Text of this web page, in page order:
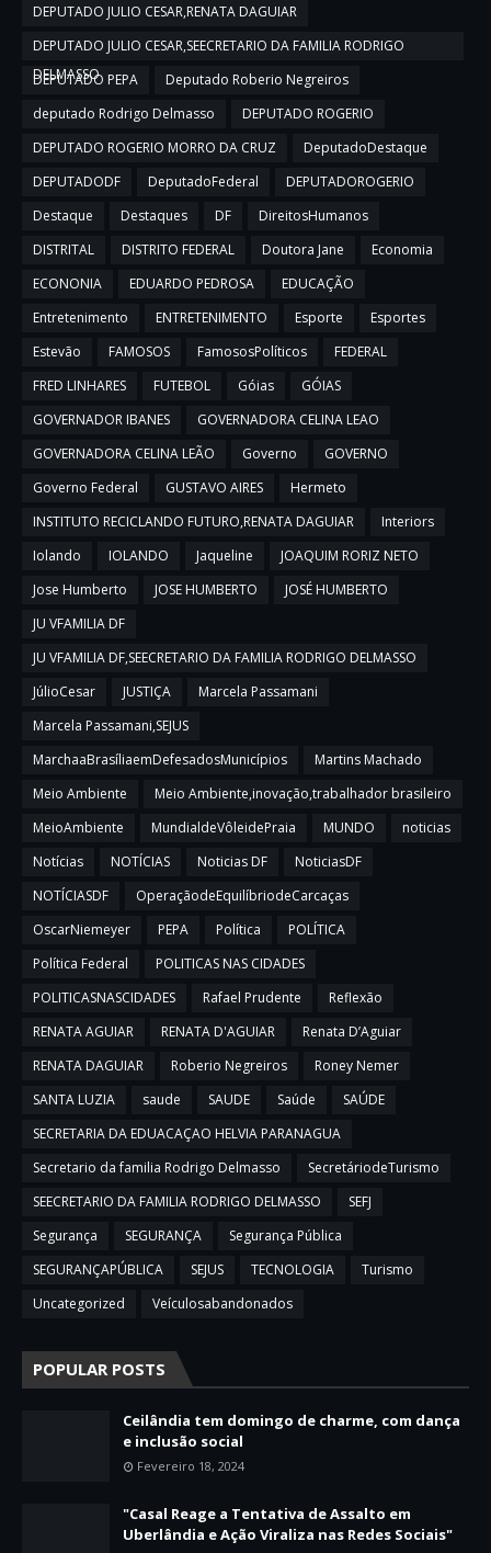
DEPUTADO JULIO CESAR,RENATA DAGUIAR
DEPUTADO JULIO CESAR,SEECRETARIO DA FAMILIA RODRIGO
DELMASSO
DEPUTADO PEPA
Deputado Roberio Negreiros
deputado Rodrigo Delmasso
DEPUTADO ROGERIO
DEPUTADO ROGERIO MORRO DA CRUZ
DeputadoDestaque
DEPUTADODF
DeputadoFederal
DEPUTADOROGERIO
Destaque
Destaques DF
DireitosHumanos
DISTRITAL
DISTRITO FEDERAL Doutora Jane
Economia
ECONONIA
EDUARDO PEDROSA
EDUCAÇÃO
Entretenimento
ENTRETENIMENTO Esporte
Esportes
Estevão
FAMOSOS FamososPolíticos
FEDERAL
FRED LINHARES
FUTEBOL Góias
GÓIAS
GOVERNADOR IBANES
GOVERNADORA CELINA LEAO
GOVERNADORA CELINA LEÃO
Governo
GOVERNO
Governo Federal
GUSTAVO AIRES
Hermeto
INSTITUTO RECICLANDO FUTURO,RENATA DAGUIAR
Interiors
Iolando
IOLANDO Jaqueline
JOAQUIM RORIZ NETO
Jose Humberto
JOSE HUMBERTO
JOSÉ HUMBERTO
JU VFAMILIA DF
JU VFAMILIA DF,SEECRETARIO DA FAMILIA RODRIGO DELMASSO
JúlioCesar
JUSTIÇA
Marcela Passamani
Marcela Passamani,SEJUS
MarchaaBrasíliaemDefesadosMunicípios
Martins Machado
Meio Ambiente
Meio Ambiente,inovação,trabalhador brasileiro
MeioAmbiente
MundialdeVôleidePraia MUNDO
noticias
Notícias
NOTÍCIAS Noticias DF
NoticiasDF
NOTÍCIASDF
OperaçãodeEquilíbriodeCarcaças
OscarNiemeyer
PEPA Política
POLÍTICA
Política Federal
POLITICAS NAS CIDADES
POLITICASNASCIDADES
Rafael Prudente
Reflexão
RENATA AGUIAR
RENATA D'AGUIAR
Renata D’Aguiar
RENATA DAGUIAR
Roberio Negreiros
Roney Nemer
SANTA LUZIA
saude SAUDE Saúde
SAÚDE
SECRETARIA DA EDUACAÇAO HELVIA PARANAGUA
Secretario da familia Rodrigo Delmasso
SecretáriodeTurismo
SEECRETARIO DA FAMILIA RODRIGO DELMASSO
SEFJ
Segurança
SEGURANÇA
Segurança Pública
SEGURANÇAPÚBLICA
SEJUS TECNOLOGIA
Turismo
Uncategorized
Veículosabandonados
POPULAR POSTS
Ceilândia tem domingo de charme, com dança
e inclusão social
Fevereiro 18, 2024
"Casal Reage a Tentativa de Assalto em
Uberlândia e Ação Viraliza nas Redes Sociais"